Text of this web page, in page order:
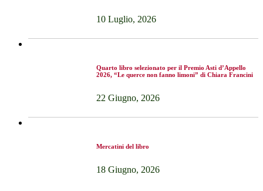
10 Luglio, 2026
Quarto libro selezionato per il Premio Asti d’Appello
2026, “Le querce non fanno limoni” di Chiara Francini
22 Giugno, 2026
Mercatini del libro
18 Giugno, 2026